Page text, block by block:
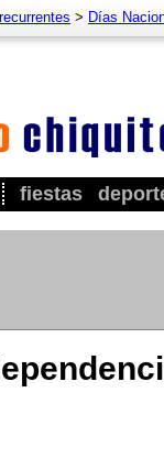
fiestas
> Días